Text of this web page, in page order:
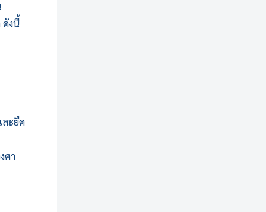
งนี้
ละยืด
ศา